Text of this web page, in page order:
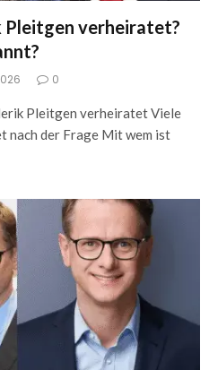
verheiratet?
0
Pleitgen verheiratet Viele
nach der Frage Mit wem ist